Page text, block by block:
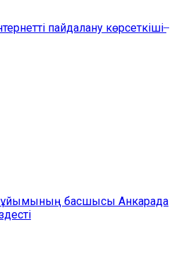
пайдалану көрсеткіші
ұйымының басшысы Анкарада